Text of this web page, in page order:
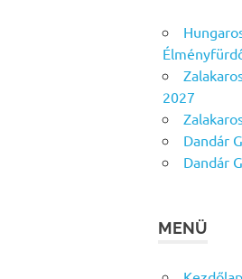
2027
Dandár
Dandár
MENÜ